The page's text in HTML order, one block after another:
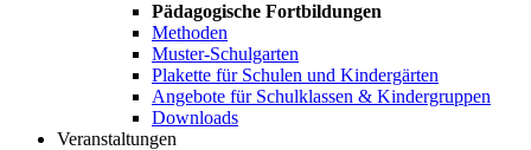
Pädagogische Fortbildungen
Methoden
Muster-Schulgarten
Plakette für Schulen und Kindergärten
Angebote für Schulklassen & Kindergruppen
Downloads
Veranstaltungen